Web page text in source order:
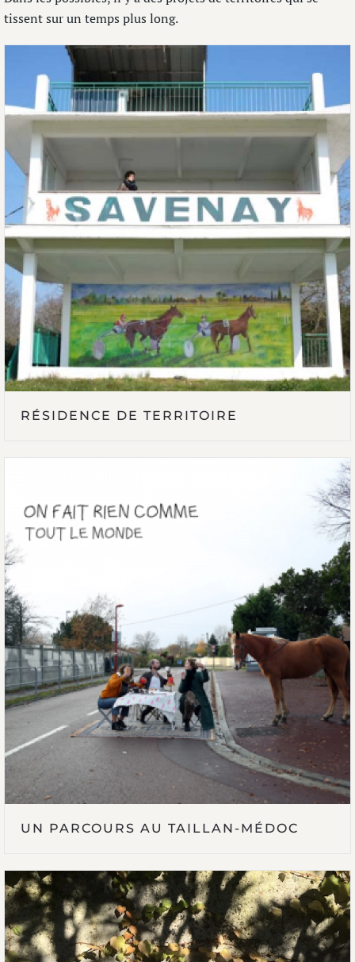
tissent sur un temps plus long.
RÉSIDENCE DE TERRITOIRE
UN PARCOURS AU TAILLAN-MÉDOC